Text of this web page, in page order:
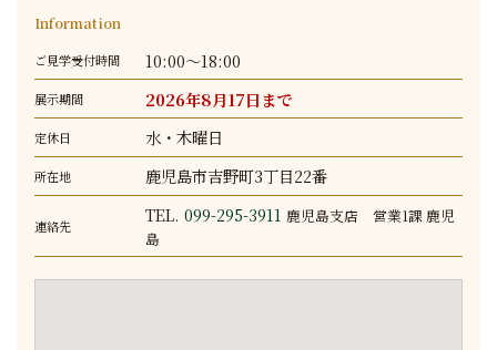
Information
ご見学受付時間 10:00～18:00
展示期間 2026年8月17日まで
定休日 水・木曜日
所在地 鹿児島市吉野町3丁目22番
連絡先 TEL. 099-295-3911 鹿児島支店 営業1課 鹿児
島